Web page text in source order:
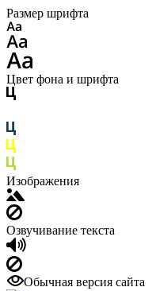
Размер шрифта
Цвет фона и шрифта
Изображения
Озвучивание текста
Обычная версия сайта